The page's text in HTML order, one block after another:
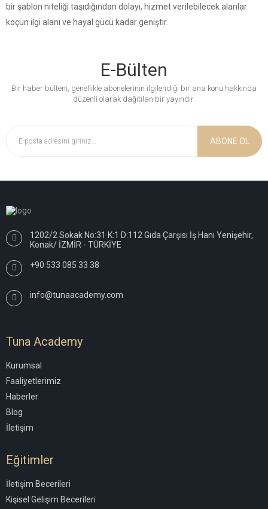
bir şablon niteliği taşıdığından dolayı, hizmet verilebilecek alanlar
koçun ilgi alanı ve hayal gücü kadar geniştir.
E-Bülten
Bir haber bülteni, genellikle abonelerinin ilgilendiği bir ana konu hakkında
düzenli olarak dağıtılan bir yayındır.
ABONE OL
1202/2 Sokak No:31 K:1 D:112 Gıda Çarşısı İş Hanı Yenişehir,
Konak/ İZMİR - TÜRKİYE
+90 533 085 33 38
info@tunaacademy.com
Tuna Academy
Kurumsal
Faaliyetlerimiz
Haberler
Blog
İletişim
Eğitimler
İletişim Becerileri
Kişisel Gelişim Becerileri